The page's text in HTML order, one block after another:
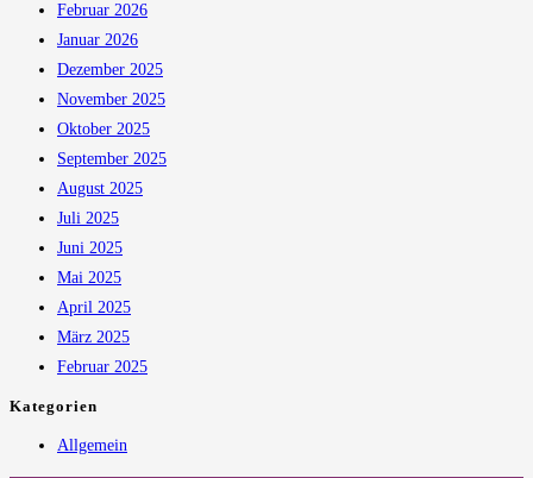
Februar 2026
Januar 2026
Dezember 2025
November 2025
Oktober 2025
September 2025
August 2025
Juli 2025
Juni 2025
Mai 2025
April 2025
März 2025
Februar 2025
Kategorien
Allgemein